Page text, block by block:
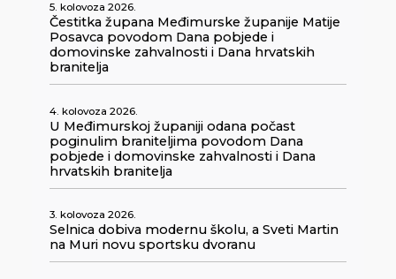
5. kolovoza 2026.
Čestitka župana Međimurske županije Matije
Posavca povodom Dana pobjede i
domovinske zahvalnosti i Dana hrvatskih
branitelja
4. kolovoza 2026.
U Međimurskoj županiji odana počast
poginulim braniteljima povodom Dana
pobjede i domovinske zahvalnosti i Dana
hrvatskih branitelja
3. kolovoza 2026.
Selnica dobiva modernu školu, a Sveti Martin
na Muri novu sportsku dvoranu